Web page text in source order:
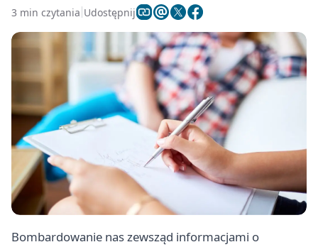
3 min czytania Udostępnij
Bombardowanie nas zewsząd informacjami o